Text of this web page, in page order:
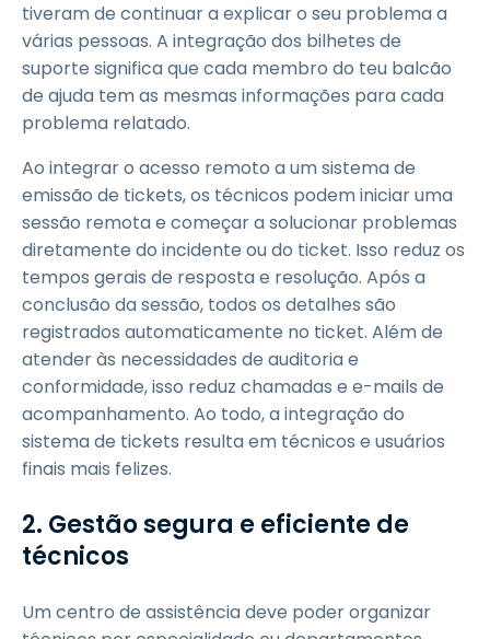
tiveram de continuar a explicar o seu problema a
várias pessoas. A integração dos bilhetes de
suporte significa que cada membro do teu balcão
de ajuda tem as mesmas informações para cada
problema relatado.
Ao integrar o acesso remoto a um sistema de
emissão de tickets, os técnicos podem iniciar uma
sessão remota e começar a solucionar problemas
diretamente do incidente ou do ticket. Isso reduz os
tempos gerais de resposta e resolução. Após a
conclusão da sessão, todos os detalhes são
registrados automaticamente no ticket. Além de
atender às necessidades de auditoria e
conformidade, isso reduz chamadas e e-mails de
acompanhamento. Ao todo, a integração do
sistema de tickets resulta em técnicos e usuários
finais mais felizes.
2. Gestão segura e eficiente de
técnicos
Um centro de assistência deve poder organizar